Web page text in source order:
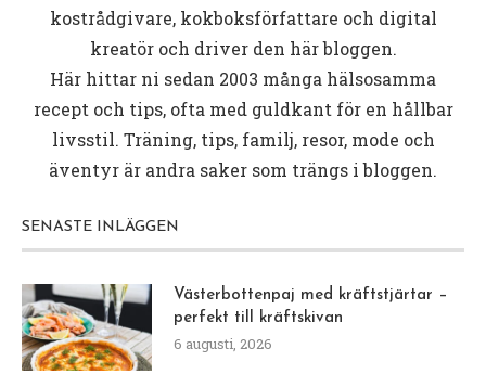
kostrådgivare, kokboksförfattare och digital
kreatör och driver den här bloggen.
Här hittar ni sedan 2003 många hälsosamma
recept och tips, ofta med guldkant för en hållbar
livsstil. Träning, tips, familj, resor, mode och
äventyr är andra saker som trängs i bloggen.
SENASTE INLÄGGEN
Västerbottenpaj med kräftstjärtar –
perfekt till kräftskivan
6 augusti, 2026